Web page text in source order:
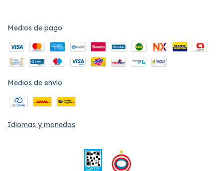
Medios de pago
Medios de envío
Idiomas y monedas